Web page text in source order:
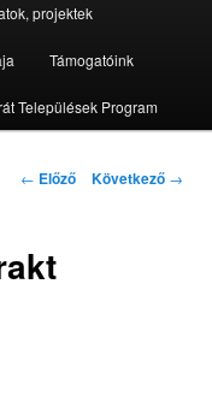
projektek
Támogatóink
Települések Program
Bejegyzés
← Előző Következő →